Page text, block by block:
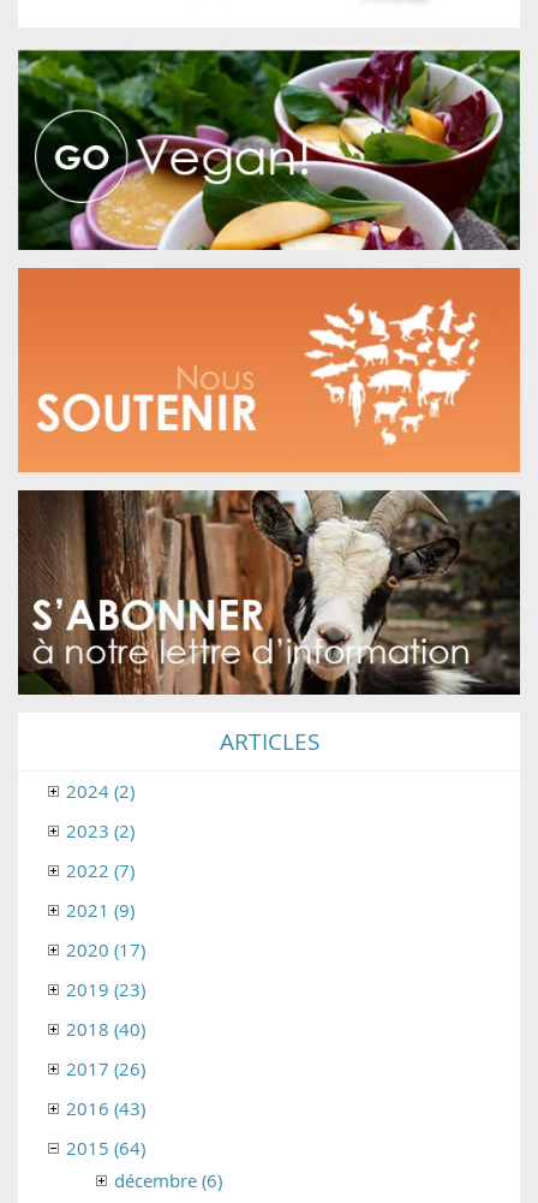
ARTICLES
2024 (2)
2023 (2)
2022 (7)
2021 (9)
2020 (17)
2019 (23)
2018 (40)
2017 (26)
2016 (43)
2015 (64)
décembre (6)